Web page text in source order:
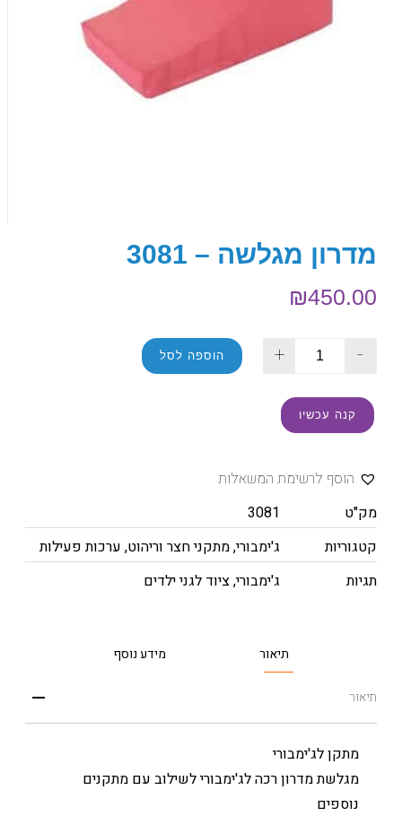
מדרון מגלשה – 3081
₪450.00
-
+ הוספה לסל
קנה עכשיו
הוסף לרשימת המשאלות
מק"ט
3081
קטגוריות
ג'ימבורי,מתקני חצר וריהוט, ערכות פעילות
תגיות
ג'ימבורי,ציוד לגני ילדים
תיאור מידע נוסף
תיאור
מתקן לג'ימבורי
מגלשת מדרון רכה לג'ימבורי לשילוב עם מתקנים
נוספים